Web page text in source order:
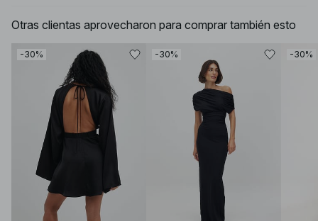
Otras clientas aprovecharon para comprar también esto
-30% -30% -30%